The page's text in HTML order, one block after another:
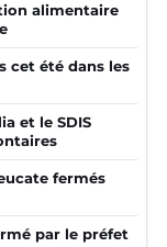
alimentaire
cet été dans les
et le SDIS
fermés
par le préfet